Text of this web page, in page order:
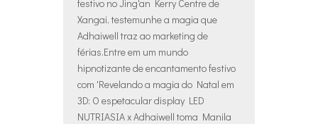
festivo no Jing'an Kerry Centre de
Xangai, testemunhe a magia que
Adhaiwell traz ao marketing de
férias.Entre em um mundo
hipnotizante de encantamento festivo
com 'Revelando a magia do Natal em
3D: O espetacular display LED
NUTRIASIA x Adhaiwell toma Manila